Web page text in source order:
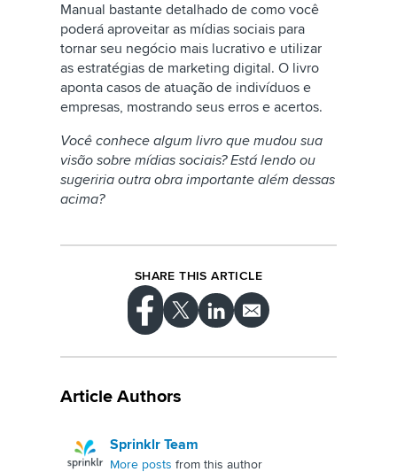
Manual bastante detalhado de como você
poderá aproveitar as mídias sociais para
tornar seu negócio mais lucrativo e utilizar
as estratégias de marketing digital. O livro
aponta casos de atuação de indivíduos e
empresas, mostrando seus erros e acertos.
Você conhece algum livro que mudou sua
visão sobre mídias sociais? Está lendo ou
sugeriria outra obra importante além dessas
acima?
SHARE THIS ARTICLE
Article Authors
Sprinklr Team
More posts from this author